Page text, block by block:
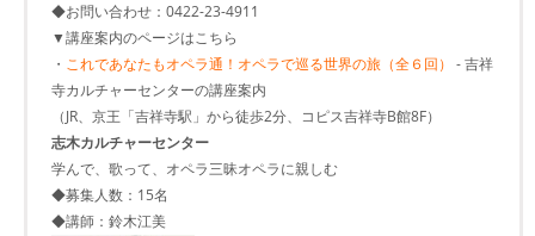
◆お問い合わせ：0422-23-4911
▼講座案内のページはこちら
・ これであなたもオペラ通！オペラで巡る世界の旅（全６回） - 吉祥
寺カルチャーセンターの講座案内
（JR、京王「吉祥寺駅」から徒歩2分、コピス吉祥寺B館8F）
志木カルチャーセンター
学んで、歌って、オペラ三昧オペラに親しむ
◆募集人数：15名
◆講師：鈴木江美